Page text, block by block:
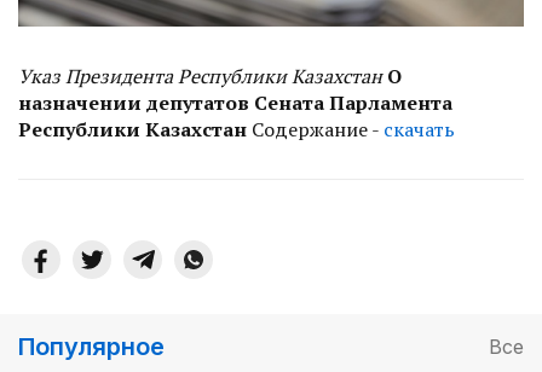
Указ Президента Республики Казахстан О
назначении депутатов Сената Парламента
Республики Казахстан Содержание - скачать
Популярное Все